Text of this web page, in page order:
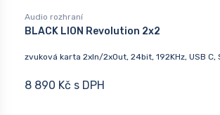
Audio rozhraní
BLACK LION Revolution 2x2
zvuková karta 2xIn/2xOut, 24bit, 192KHz, USB C,
8 890 Kč s DPH